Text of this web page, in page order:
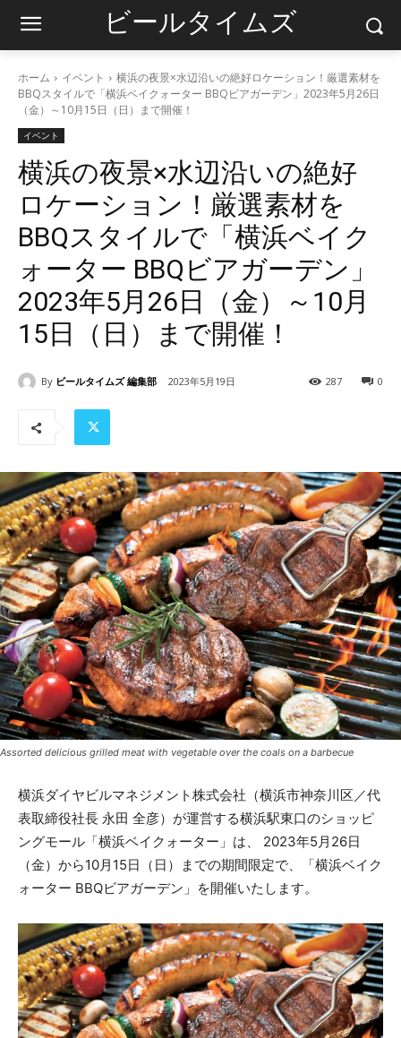
ビールタイムズ
ホーム イベント
横浜の夜景×水辺沿いの絶好ロケーション！厳選素材を
BBQスタイルで「横浜ベイクォーター BBQビアガーデン」2023年5月26日
（金）～10月15日（日）まで開催！
イベント
横浜の夜景×水辺沿いの絶好
ロケーション！厳選素材を
BBQスタイルで「横浜ベイク
ォーター BBQビアガーデン」
2023年5月26日（金）～10月
15日（日）まで開催！
By ビールタイムズ 編集部 2023年5月19日 0
287
Assorted delicious grilled meat with vegetable over the coals on a barbecue
横浜ダイヤビルマネジメント株式会社（横浜市神奈川区／代
表取締役社長 永田 全彦）が運営する横浜駅東口のショッピ
ングモール「横浜ベイクォーター」は、 2023年5月26日
（金）から10月15日（日）までの期間限定で、「横浜ベイク
ォーター BBQビアガーデン」を開催いたします。